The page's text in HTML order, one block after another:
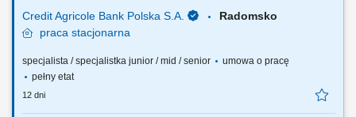
Credit Agricole Bank Polska S.A.
Radomsko
praca stacjonarna
specjalista / specjalistka junior / mid / senior
umowa o pracę
pełny etat
12 dni